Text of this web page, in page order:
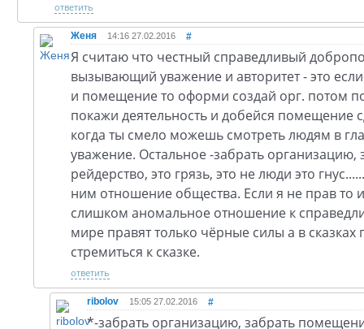
ответить
Женя 14:16 27.02.2016 #
Я считаю что честный справедливый
вызывающий уважение и авторитет - это
и помещение то оформи создай орг. потом
покажи деятельность и добейся помещение
когда ты смело можешь смотреть людям в
уважение. Остальное -забрать
рейдерство, это грязь, это не люди это
ним отношение общества. Если я не прав то
слишком аномальное отношение к
мире правят только чёрные силы а в
стремиться к сказке.
ответить
ribolov 15:05 27.02.2016 #
*-забрать организацию, забрать